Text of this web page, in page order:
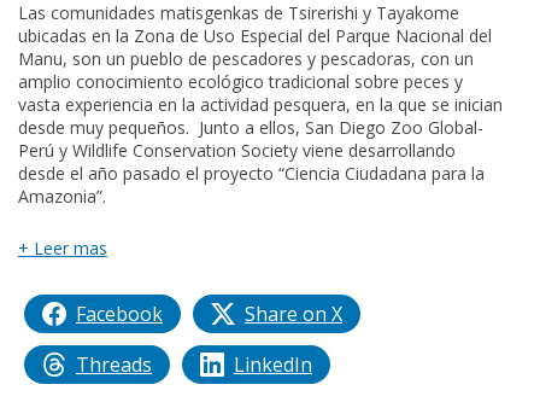
Las comunidades matisgenkas de Tsirerishi y Tayakome
ubicadas en la Zona de Uso Especial del Parque Nacional del
Manu, son un pueblo de pescadores y pescadoras, con un
amplio conocimiento ecológico tradicional sobre peces y
vasta experiencia en la actividad pesquera, en la que se inician
desde muy pequeños. Junto a ellos, San Diego Zoo Global-
Perú y Wildlife Conservation Society viene desarrollando
desde el año pasado el proyecto “Ciencia Ciudadana para la
Amazonia”.
+ Leer mas
Facebook
Share on X
Threads
LinkedIn